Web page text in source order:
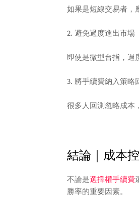
如果是短線交易者，
2. 避免過度進出市場
即使是微型台指，過
3. 將手續費納入策略
很多人回測忽略成本
結論｜成本
不論是選擇權手續費
勝率的重要因素。